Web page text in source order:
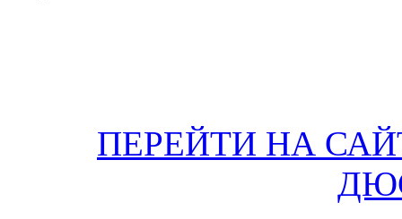
ПЕРЕЙТИ НА